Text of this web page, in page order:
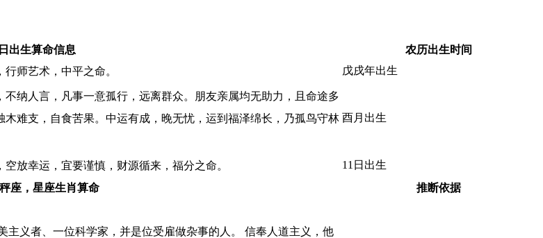
日出生算命信息
农历出生时间
师艺术，中平之命。
戊戌年出生
纳人言，凡事一意孤行，远离群众。朋友亲属均无助力，且命途多
难支，自食苦果。中运有成，晚无忧，运到福泽绵长，乃孤鸟守林 酉月出生
放幸运，宜要谨慎，财源循来，福分之命。
11日出生
座，星座生肖算命
推断依据
义者、一位科学家，并是位受雇做杂事的人。 信奉人道主义，他